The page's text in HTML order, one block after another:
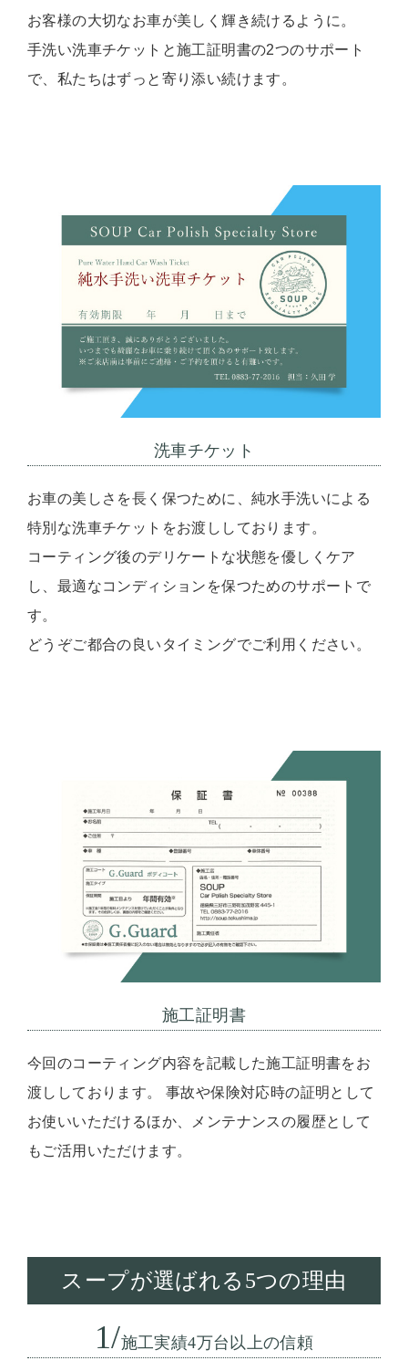
お客様の大切なお車が美しく輝き続けるように。
手洗い洗車チケットと施工証明書の2つのサポート
で、私たちはずっと寄り添い続けます。
洗車チケット
お車の美しさを長く保つために、純水手洗いによる
特別な洗車チケットをお渡ししております。
コーティング後のデリケートな状態を優しくケア
し、最適なコンディションを保つためのサポートで
す。
どうぞご都合の良いタイミングでご利用ください。
施工証明書
今回のコーティング内容を記載した施工証明書をお
渡ししております。 事故や保険対応時の証明として
お使いいただけるほか、メンテナンスの履歴として
もご活用いただけます。
スープが選ばれる5つの理由
1/施工実績4万台以上の信頼